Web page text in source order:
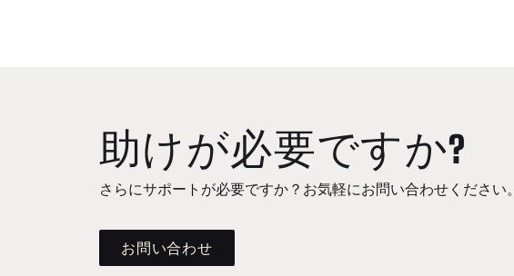
助けが必要ですか?
さらにサポートが必要ですか？お気軽にお問い合わせください。
お問い合わせ